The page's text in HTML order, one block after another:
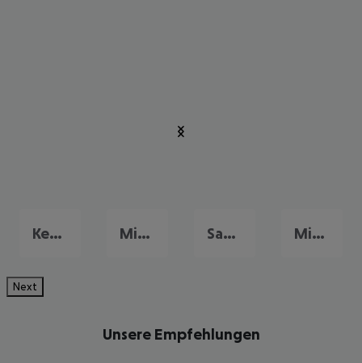
Key West Miami Sanibel Island Miami Beach
Next
Unsere Empfehlungen